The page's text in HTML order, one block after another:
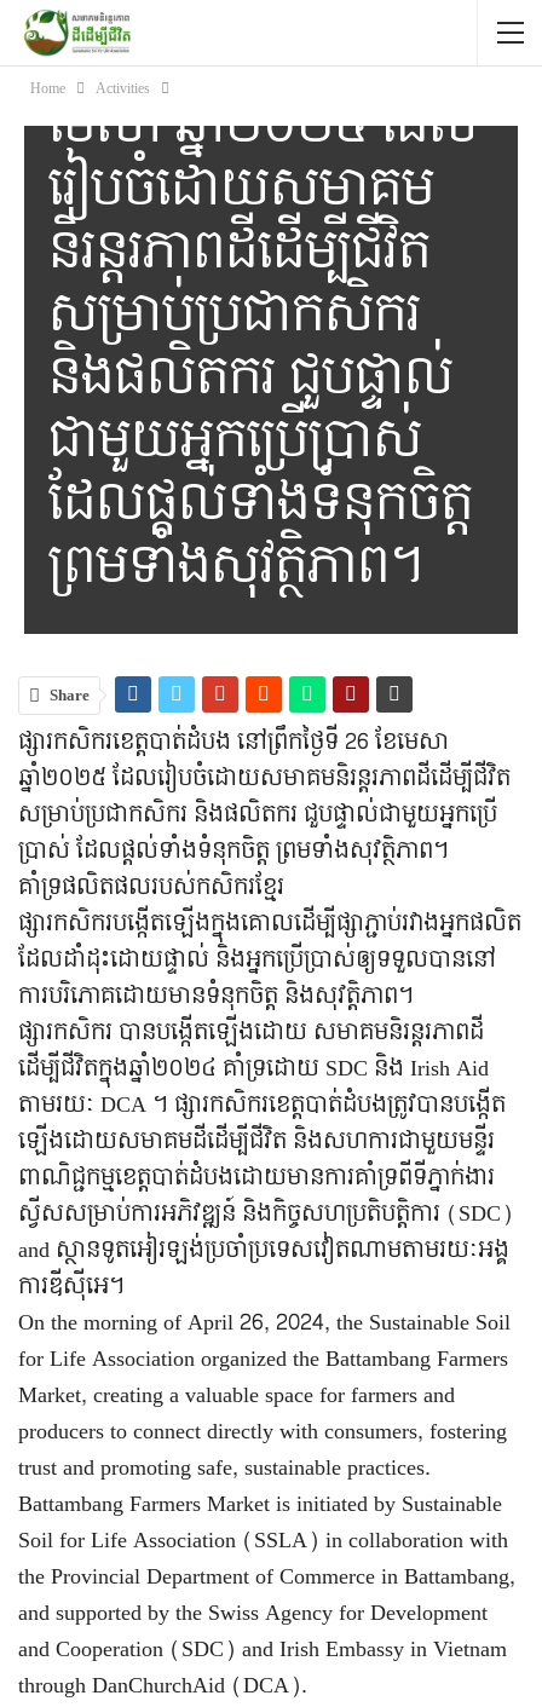
Home Activities
នៅព្រឹកថ្ងៃទី 26 ខែ
មេសា ឆ្នាំ២០២៥ ដែល
រៀបចំដោយសមាគម
និរន្តរភាពដីដើម្បីជីវិត
សម្រាប់ប្រជាកសិករ
និងផលិតករ ជួបផ្ទាល់
ជាមួយអ្នកប្រើប្រាស់
ដែលផ្ដល់ទាំងទំនុកចិត្ត
ព្រមទាំងសុវត្ថិភាព។
Share
ផ្សារកសិករខេត្តបាត់ដំបង នៅព្រឹកថ្ងៃទី 26 ខែមេសា
ឆ្នាំ២០២៥ ដែលរៀបចំដោយសមាគមនិរន្តរភាពដីដើម្បីជីវិត
សម្រាប់ប្រជាកសិករ និងផលិតករ ជួបផ្ទាល់ជាមួយអ្នកប្រើ
ប្រាស់ ដែលផ្ដល់ទាំងទំនុកចិត្ត ព្រមទាំងសុវត្ថិភាព។
គាំទ្រផលិតផលរបស់កសិករខ្មែរ
ផ្សារកសិករបង្កើតឡើងក្នុងគោលដើម្បីផ្សាភ្ជាប់រវាងអ្នកផលិត
ដែលដាំដុះដោយផ្ទាល់ និងអ្នកប្រើប្រាស់ឲ្យទទួលបាននៅ
ការបរិភោគដោយមានទំនុកចិត្ត និងសុវត្តិភាព។
ផ្សារកសិករ បានបង្កើតឡើងដោយ សមាគមនិរន្តរភាពដី
ដើម្បីជីវិតក្នុងឆ្នាំ២០២៤ គាំទ្រដោយ SDC និង Irish Aid
តាមរយៈ DCA ។ ផ្សារកសិករខេត្ដបាត់ដំបងត្រូវបានបង្កើត
ឡើងដោយសមាគមដីដើម្បីជីវិត ​និងសហការជាមួយមន្ទីរ
ពាណិជ្ជកម្មខេត្តបាត់ដំបង​ដោយមានការគាំទ្រពីទីភ្នាក់ងារ
ស្វីសសម្រាប់ការអភិវឌ្ឍន៍ និងកិច្ចសហប្រតិបត្តិការ (SDC)
and ស្ថានទូតអៀរឡង់ប្រចាំប្រទេសវៀតណាម​តាមរយៈអង្គ
ការឌីស៊ីអេ។
On the morning of April 26, 2024, the Sustainable Soil
for Life Association organized the Battambang Farmers
Market, creating a valuable space for farmers and
producers to connect directly with consumers, fostering
trust and promoting safe, sustainable practices.
Battambang Farmers Market is initiated by Sustainable
Soil for Life Association​ (SSLA) in collaboration with
the Provincial Department of Commerce in Battambang,
and supported by the Swiss Agency for Development
and Cooperation (SDC) and Irish Embassy in Vietnam
through DanChurchAid (DCA).